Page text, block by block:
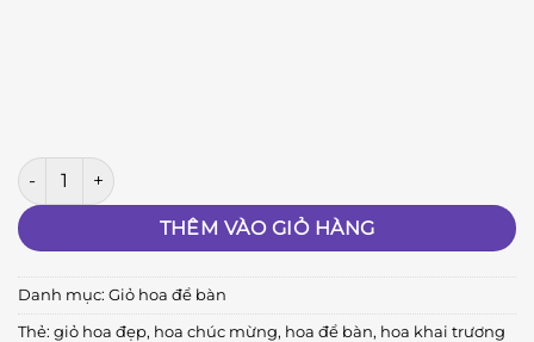
Hồng Phát số lượng
THÊM VÀO GIỎ HÀNG
Danh mục: Giỏ hoa để bàn
Thẻ: giỏ hoa đẹp, hoa chúc mừng, hoa để bàn, hoa khai trương